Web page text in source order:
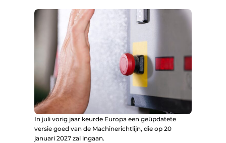
In juli vorig jaar keurde Europa een geüpdatete
versie goed van de Machinerichtlijn, die op 20
januari 2027 zal ingaan.